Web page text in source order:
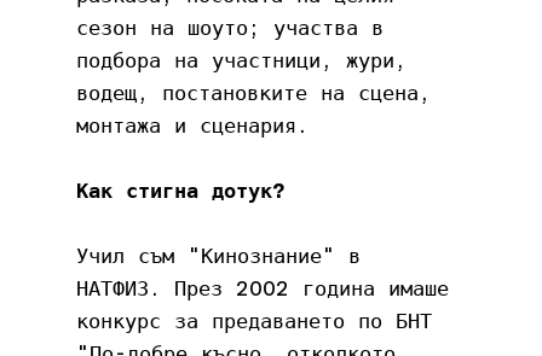
сезон на шоуто; участва в
подбора на участници, жури,
водещ, постановките на сцена,
монтажа и сценария.
Как стигна дотук?
Учил съм "Кинознание" в
НАТФИЗ. През 2002 година имаше
конкурс за предаването по БНТ